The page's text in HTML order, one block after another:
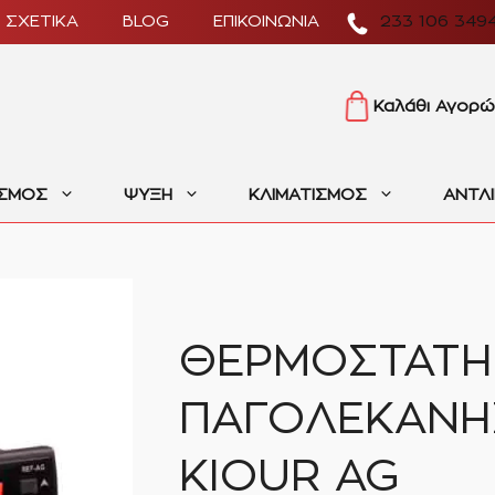
233 106
ΣΧΕΤΙΚΑ BLOG ΕΠΙΚΟΙΝΩΝΙΑ
Καλάθι
ΨΥΞΗ ΚΛΙΜΑΤΙΣΜΟΣ
KIOUR AG